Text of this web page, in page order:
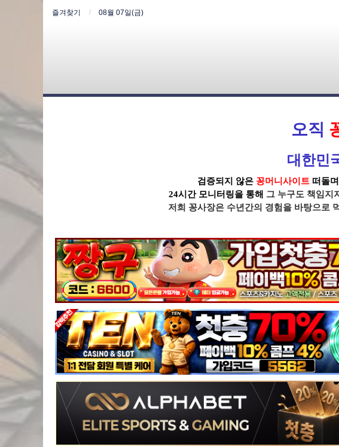
즐겨찾기 08월 07일(금)
오직
대한민
검증되지 않은 꽁머니사이트 떠돌
24시간 모니터링을 통해 그 누구도 책임지
저희 꽁사장은 수년간의 경험을 바탕으로